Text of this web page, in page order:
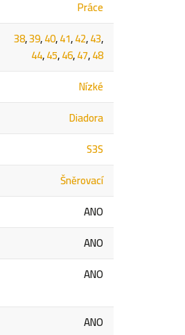
Práce
38,39,40,41,42,43,
44,45,46,47,48
Nízké
Diadora
S3S
Šněrovací
ANO
ANO
ANO
ANO